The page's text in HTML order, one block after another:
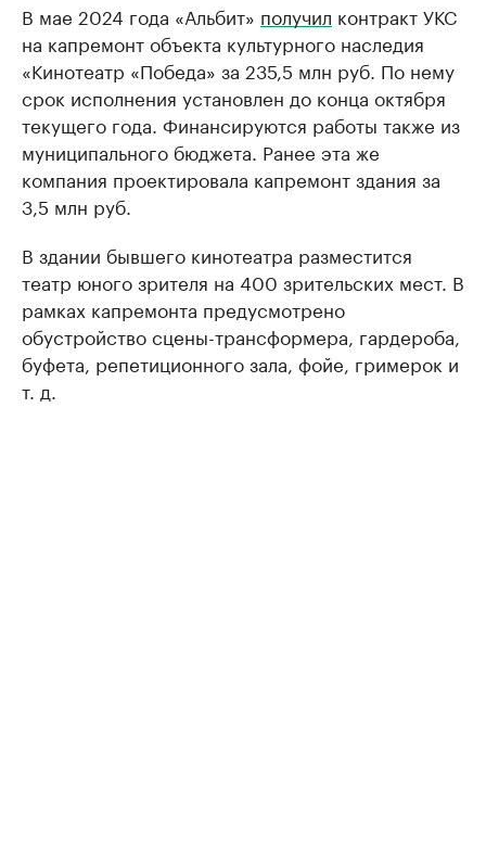
В мае 2024 года «Альбит» получил контракт УКС
на капремонт объекта культурного наследия
«Кинотеатр «Победа» за 235,5 млн руб. По нему
срок исполнения установлен до конца октября
текущего года. Финансируются работы также из
муниципального бюджета. Ранее эта же
компания проектировала капремонт здания за
3,5 млн руб.
В здании бывшего кинотеатра разместится
театр юного зрителя на 400 зрительских мест. В
рамках капремонта предусмотрено
обустройство сцены-трансформера, гардероба,
буфета, репетиционного зала, фойе, гримерок и
т. д.